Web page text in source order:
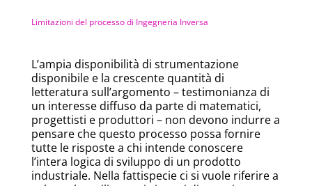
Limitazioni del processo di Ingegneria Inversa
L’ampia disponibilità di strumentazione
disponibile e la crescente quantità di
letteratura sull’argomento – testimonianza di
un interesse diffuso da parte di matematici,
progettisti e produttori – non devono indurre a
pensare che questo processo possa fornire
tutte le risposte a chi intende conoscere
l’intera logica di sviluppo di un prodotto
industriale. Nella fattispecie ci si vuole riferire a